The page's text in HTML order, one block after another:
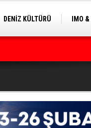
DENİZ KÜLTÜRÜ
IMO